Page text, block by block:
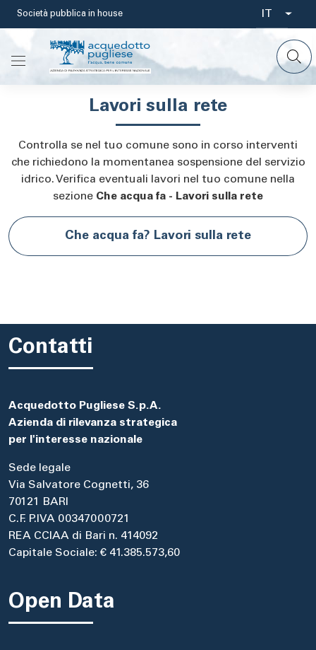
Salta
contenuto
principale
Società pubblica in house
Select
your
IT
Lavori sulla rete
Controlla se nel tuo comune sono in corso interventi
che richiedono la momentanea sospensione del servizio
idrico. Verifica eventuali lavori nel tuo comune nella
sezione Che acqua fa - Lavori sulla rete
Che acqua fa? Lavori sulla rete
Contatti
Acquedotto Pugliese S.p.A.
Azienda di rilevanza strategica
per l'interesse nazionale
Sede legale
Via Salvatore Cognetti, 36
70121 BARI
C.F. P.IVA 00347000721
REA CCIAA di Bari n. 414092
Capitale Sociale: € 41.385.573,60
Open Data